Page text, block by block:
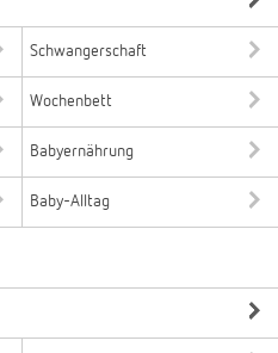
Schwangerschaft
Wochenbett
Babyernährung
Baby-Alltag